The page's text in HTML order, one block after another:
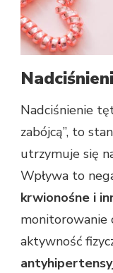
Nadciśnienie
zabójcą”, to
utrzymuje się
Wpływa to
krwionośne i
monitorowanie
aktywność